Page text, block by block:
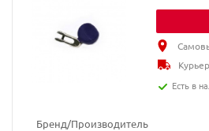
Бренд/Производитель
Есть в